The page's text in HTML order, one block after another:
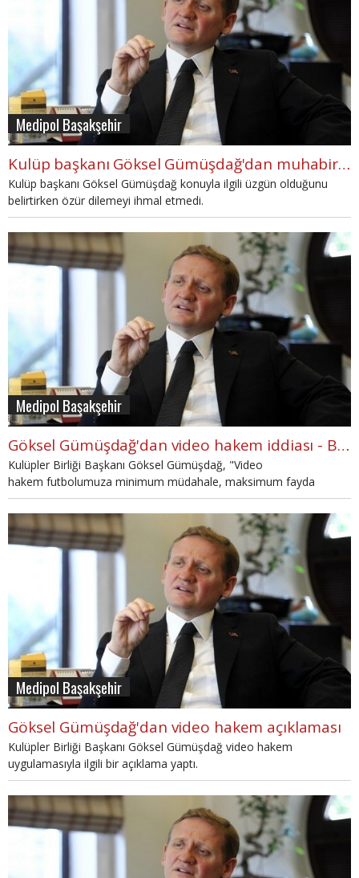
Medipol Başakşehir
Kulüp başkanı Göksel Gümüşdağ'dan muhabire saldırı açıklaması - Başakşehir Haberleri
Kulüp başkanı Göksel Gümüşdağ konuyla ilgili üzgün olduğunu
belirtirken özür dilemeyi ihmal etmedi.
Medipol Başakşehir
Göksel Gümüşdağ'dan video hakem iddiası - Başakşehir Haberleri
Kulüpler Birliği Başkanı Göksel Gümüşdağ, "Video
hakem futbolumuza minimum müdahale, maksimum fayda
sağlayacak." diye konuştu.
Medipol Başakşehir
Göksel Gümüşdağ'dan video hakem açıklaması
Kulüpler Birliği Başkanı Göksel Gümüşdağ video hakem
uygulamasıyla ilgili bir açıklama yaptı.